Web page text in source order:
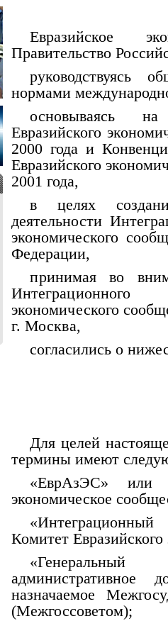
Евразийское
Правительство
руководствуясь
нормами
основываясь
Евразийского
2000 года и
Евразийского
2001 года,
в целях
деятельности
экономического
Федерации,
принимая во
экономического
г. Москва,
согласились о
Для целей
термины имеют
«ЕврАзЭС» или
экономическое
Комитет
административное
назначаемое
(Межгоссоветом);